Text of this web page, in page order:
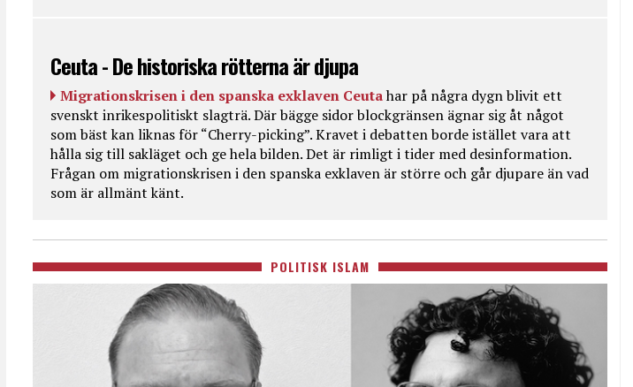
Ceuta - De historiska rötterna är djupa
Migrationskrisen i den spanska exklaven Ceutahar på några dygn blivit ett
svenskt inrikespolitiskt slagträ. Där bägge sidor blockgränsen ägnar sig åt något
som bäst kan liknas för “Cherry-picking”. Kravet i debatten borde istället vara att
hålla sig till sakläget och ge hela bilden. Det är rimligt i tider med desinformation.
Frågan om migrationskrisen i den spanska exklaven är större och går djupare än vad
som är allmänt känt.
POLITISK ISLAM